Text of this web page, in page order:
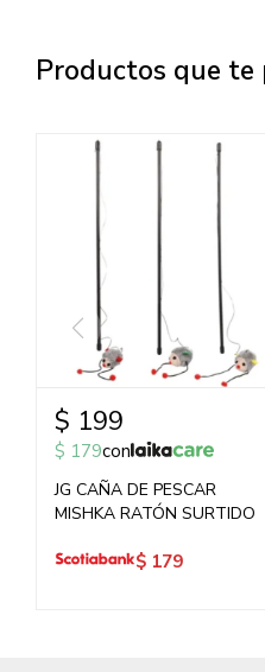
Productos que
$ 199
$ 179con
JG CAÑA DE PESCAR
MISHKA RATÓN SURTIDO
$ 179